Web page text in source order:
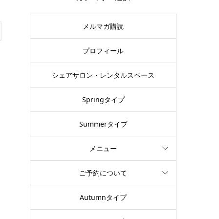
メルマガ購読
プロフィール
シェアサロン・レンタルスペース
Springタイプ
Summerタイプ
メニュー
ご予約について
Autumnタイプ